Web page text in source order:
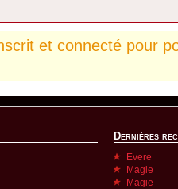
et connecté pour
Dernières
Evere
Magie
Magie